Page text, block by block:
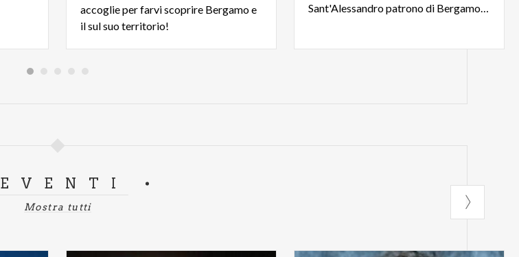
accoglie per farvi scoprire Bergamo e
il sul suo territorio!
Sant'Alessandro patrono di Bergamo ed è situato nella Città Alta
EVENTI
Mostra tutti